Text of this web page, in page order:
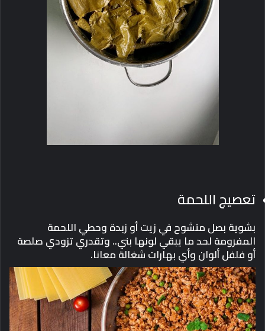
تعصيج اللحمة
بشوية بصل متشوح في زيت أو زبدة وحطي اللحمة
المفرومة لحد ما يبقي لونها بني.. وتقدري تزودي صلصة
أو فلفل ألوان وأي بهارات شغالة معانا.